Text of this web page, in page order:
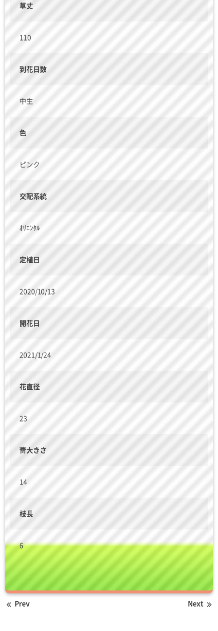
草丈
110
到花日数
中生
色
ピンク
交配系統
ｵﾘｴﾝﾀﾙ
定植日
2020/10/13
開花日
2021/1/24
花直径
23
蕾大きさ
14
枝長
6
Prev Next